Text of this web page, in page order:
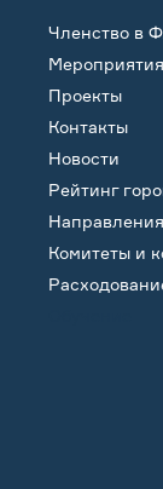
Членство в
Мероприятия
Проекты
Контакты
Новости
Рейтинг
Комитеты и